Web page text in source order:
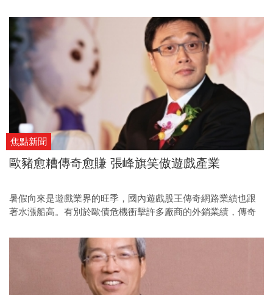
焦點新聞
歐豬愈糟傳奇愈賺 張峰旗笑傲遊戲產業
暑假向來是遊戲業界的旺季，國內遊戲股王傳奇網路業績也跟
著水漲船高。有別於歐債危機衝擊許多廠商的外銷業績，傳奇
不攏嘴。